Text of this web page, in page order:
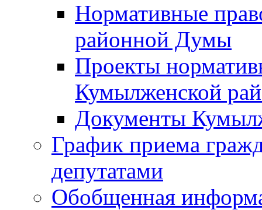
Нормативные
районной Думы
Проекты
Кумылженской
Документы
График приема
депутатами
Обобщенная